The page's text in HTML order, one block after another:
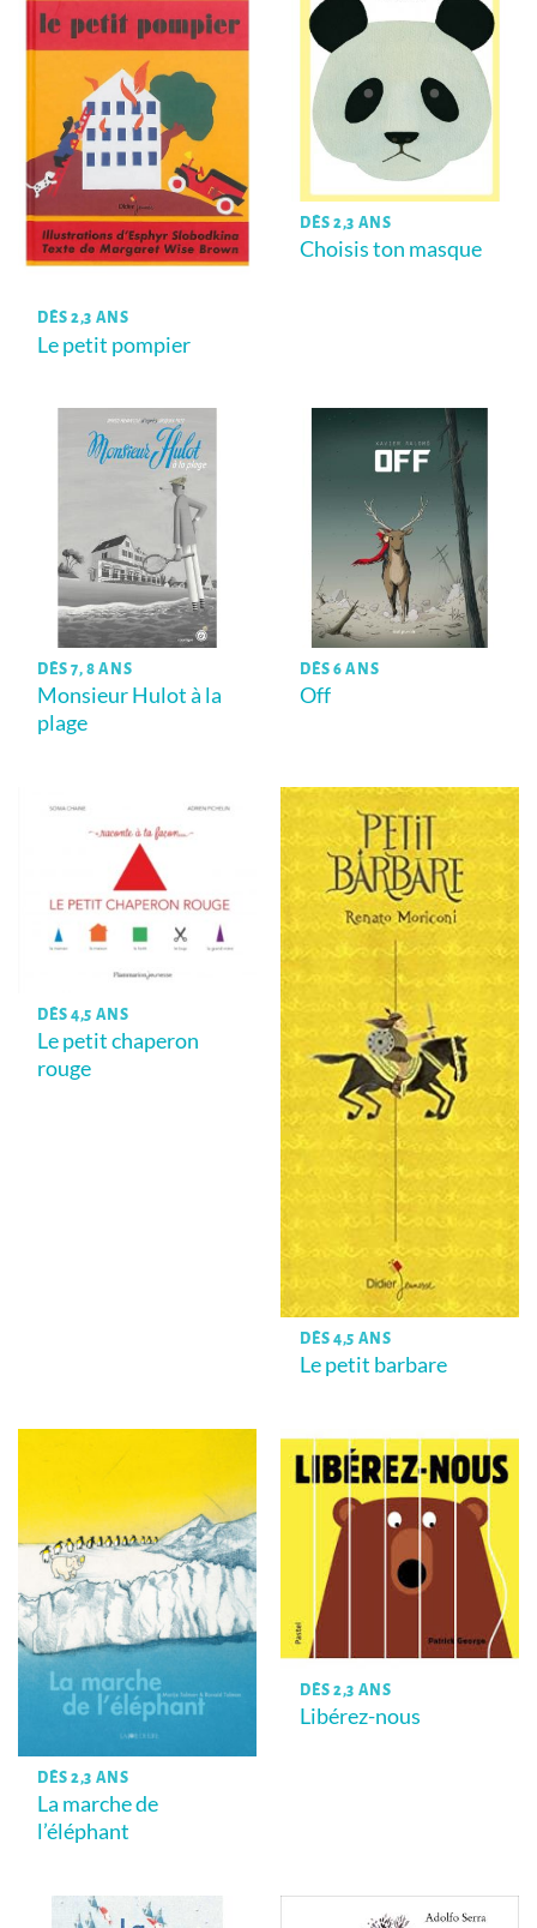
DÈS 2,3 ANS
Le petit pompier
DÈS 2,3 ANS
Choisis ton masque
DÈS 7, 8 ANS
Monsieur Hulot à la
plage
DÈS 6 ANS
Off
DÈS 4,5 ANS
Le petit chaperon
rouge
DÈS 4,5 ANS
Le petit barbare
DÈS 2,3 ANS
La marche de
l’éléphant
DÈS 2,3 ANS
Libérez-nous